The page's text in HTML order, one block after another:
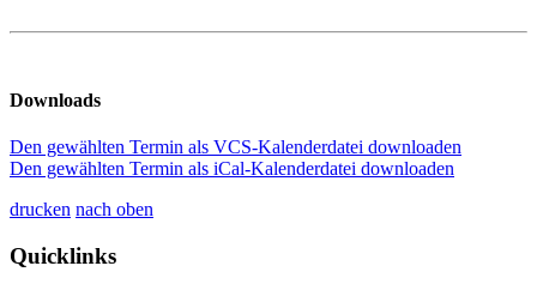
Downloads
Den gewählten Termin als VCS-Kalenderdatei downloaden
Den gewählten Termin als iCal-Kalenderdatei downloaden
drucken nach oben
Quicklinks